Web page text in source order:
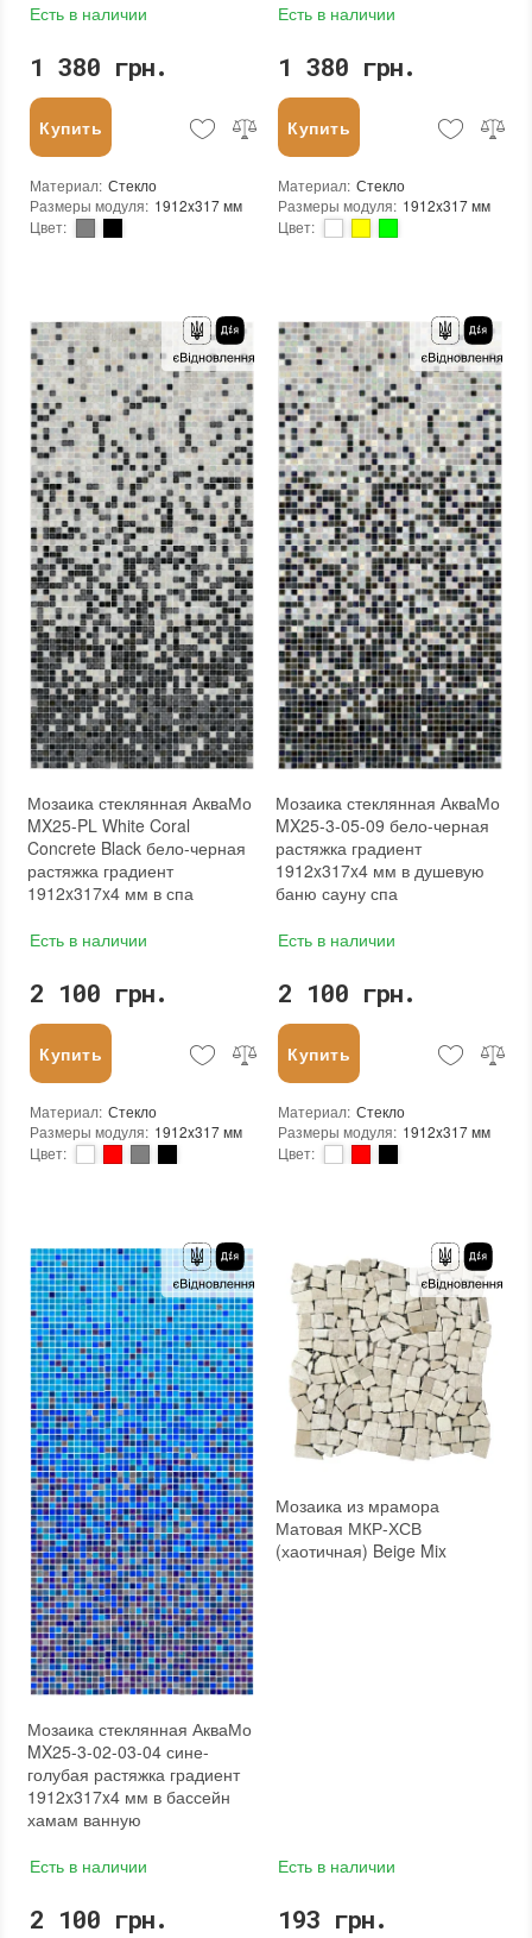
Есть в наличии
1 380 грн.
Купить
Материал: Стекло
Размеры модуля: 1912x317 мм
Цвет:
Края чипа: Округлые
Форма чипа: Квадратная
Текстура (особенности):
Градиент, Микс, Одноцветная
Вес (брутто): 4.35 кг
Основа : Бумага, Сетка
Назначение
В интерьере, Для бани, Для бассейна, Для ванной комнаты и туалета, Для гостинной, Для душевой, Для кухни, Для спальни, Для фартука, Для фасада, Для хамама
Количество в упаковке: 3,333 шт.
Вес модуля : 4,35
Размеры чипа: 24x24 мм
Толщина чипа: 4 мм
Площадь модуля: 0,6 м²
Страна производителя: Украина
Бренд: AquaMo
Тип поверхности: Рельефная, Глянцевая, Гладкая
Есть в наличии
1 380 грн.
Купить
Материал: Стекло
Размеры модуля: 1912x317 мм
Цвет:
Края чипа: Округлые
Форма чипа : Квадратная
Текстура (особенности):
Градиент, Микс, Одноцветная
Вес (брутто): 4.35 кг
Основа: Бумага, Сетка
Назначение:
В интерьере, Для бани, Для бассейна, Для ванной комнаты и туалета, Для гостинной, Для душевой, Для кухни, Для спальни, Для фартука, Для фасада, Для хамама
Количество в упаковке: 3,333 шт.
Вес модуля: 4,35
Размеры чипа: 24x24 мм
Толщина чипа: 4 мм
Площадь модуля: 0,6 м²
Страна производителя: Украина
Бренд: AquaMo
Тип поверхности: Глянцевая, Гладкая
Мозаика стеклянная АкваМо
MX25-PL White Coral
Concrete Black бело-черная
растяжка градиент
1912x317x4 мм в спа
Есть в наличии
2 100 грн.
Купить
Материал: Стекло
Размеры модуля: 1912x317 мм
Цвет:
Края чипа: Округлые
Форма чипа: Квадратная
Текстура (особенности):
Градиент, Микс, Одноцветная
Вес (брутто): 4.35 кг
Основа: Бумага, Сетка
Назначение:
В интерьере, Для бани, Для бассейна, Для ванной комнаты и туалета, Для гостинной, Для душевой, Для кухни, Для спальни, Для фартука, Для фасада, Для хамама
Количество в упаковке: 3,333 шт.
Вес модуля: 4,35
Размеры чипа: 24x24 мм
Толщина чипа: 4 мм
Площадь модуля: 0,6 м²
Страна производителя: Украина
Бренд: AquaMo
Тип поверхности: Рельефная, Глянцевая, Гладкая
Мозаика стеклянная АкваМо
MX25-3-05-09 бело-черная
растяжка градиент
1912x317x4 мм в душевую
баню сауну спа
Есть в наличии
2 100 грн.
Купить
Материал: Стекло
Размеры модуля: 1912x317 мм
Цвет:
Текстура (особенности) :
Градиент, Микс, Одноцветная
Вес (брутто): 4.35 кг
Основа: Бумага, Сетка
Назначение:
В интерьере, Для бани, Для бассейна, Для ванной комнаты и туалета, Для гостинной, Для душевой, Для кухни, Для спальни, Для фартука, Для фасада, Для хамама
Количество в упаковке: 3,333 шт.
Вес модуля: 4,35
Размеры чипа 24x24 мм
Толщина чипа: 4 мм
Площадь модуля: 0,6 м²
Страна производителя: Украина
Бренд: AquaMo
Мозаика стеклянная АкваМо
MX25-3-02-03-04 сине-
голубая растяжка градиент
1912x317x4 мм в бассейн
хамам ванную
Есть в наличии
2 100 грн.
Мозаика из мрамора
Матовая МКР-ХСВ
(хаотичная) Beige Mix
Есть в наличии
193 грн.